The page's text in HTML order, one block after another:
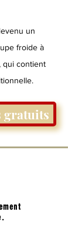
un
froide à
qui contient
gratuits